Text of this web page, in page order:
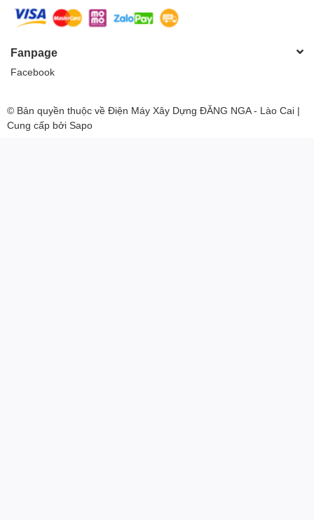
Fanpage
Facebook
© Bản quyền thuộc về Điện Máy Xây Dựng ĐĂNG NGA - Lào Cai |
Cung cấp bởi Sapo